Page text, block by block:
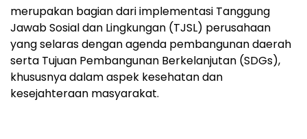
merupakan bagian dari implementasi Tanggung
Jawab Sosial dan Lingkungan (TJSL) perusahaan
yang selaras dengan agenda pembangunan daerah
serta Tujuan Pembangunan Berkelanjutan (SDGs),
khususnya dalam aspek kesehatan dan
kesejahteraan masyarakat.